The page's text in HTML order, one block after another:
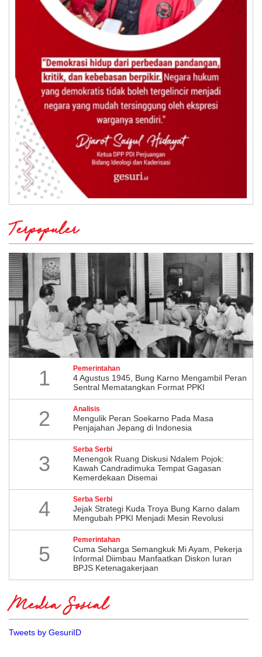
Terpopuler
1 Pemerintahan
4 Agustus 1945, Bung Karno Mengambil Peran
Sentral Mematangkan Format PPKI
2 Analisis
Mengulik Peran Soekarno Pada Masa
Penjajahan Jepang di Indonesia
3
Serba Serbi
Menengok Ruang Diskusi Ndalem Pojok:
Kawah Candradimuka Tempat Gagasan
Kemerdekaan Disemai
4 Serba Serbi
Jejak Strategi Kuda Troya Bung Karno dalam
Mengubah PPKI Menjadi Mesin Revolusi
5
Pemerintahan
Cuma Seharga Semangkuk Mi Ayam, Pekerja
Informal Diimbau Manfaatkan Diskon Iuran
BPJS Ketenagakerjaan
Media Sosial
Tweets by GesuriID